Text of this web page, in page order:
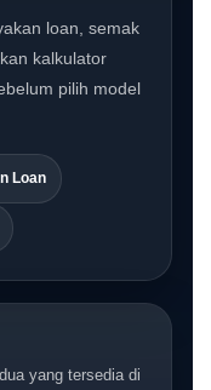
loan, semak
kalkulator
pilih model
Loan
yang tersedia di